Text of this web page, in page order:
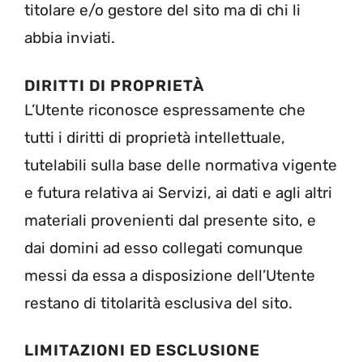
titolare e/o gestore del sito ma di chi li
abbia inviati.
DIRITTI DI PROPRIETÀ
L’Utente riconosce espressamente che
tutti i diritti di proprietà intellettuale,
tutelabili sulla base delle normativa vigente
e futura relativa ai Servizi, ai dati e agli altri
materiali provenienti dal presente sito, e
dai domini ad esso collegati comunque
messi da essa a disposizione dell’Utente
restano di titolarità esclusiva del sito.
LIMITAZIONI ED ESCLUSIONE